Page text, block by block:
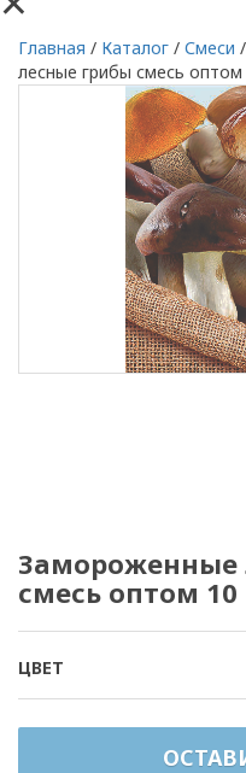
Главная / Каталог / Смеси /
лесные грибы смесь оптом
Замороженные
смесь оптом 10
ЦВЕТ